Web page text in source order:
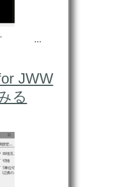
ます ...
JWW
る